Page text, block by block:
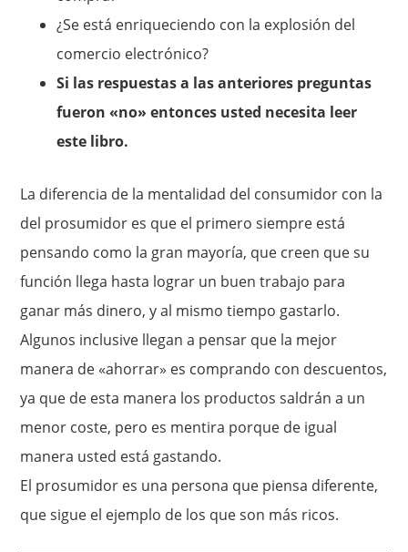
¿Se está enriqueciendo con la explosión del
comercio electrónico?
Si las respuestas a las anteriores preguntas
fueron «no» entonces usted necesita leer
este libro.
La diferencia de la mentalidad del consumidor con la
del prosumidor es que el primero siempre está
pensando como la gran mayoría, que creen que su
función llega hasta lograr un buen trabajo para
ganar más dinero, y al mismo tiempo gastarlo.
Algunos inclusive llegan a pensar que la mejor
manera de «ahorrar» es comprando con descuentos,
ya que de esta manera los productos saldrán a un
menor coste, pero es mentira porque de igual
manera usted está gastando.
El prosumidor es una persona que piensa diferente,
que sigue el ejemplo de los que son más ricos.